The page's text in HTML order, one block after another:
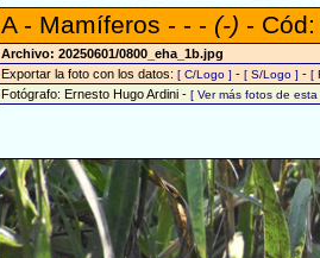
A - Mamíferos - - - (-) -
Archivo: 20250601/0800_eha_1b.jpg
Exportar la foto con los datos: [ C/Logo ] - [ S/Logo ] - [
Fotógrafo: Ernesto Hugo Ardini - [ Ver más fotos de